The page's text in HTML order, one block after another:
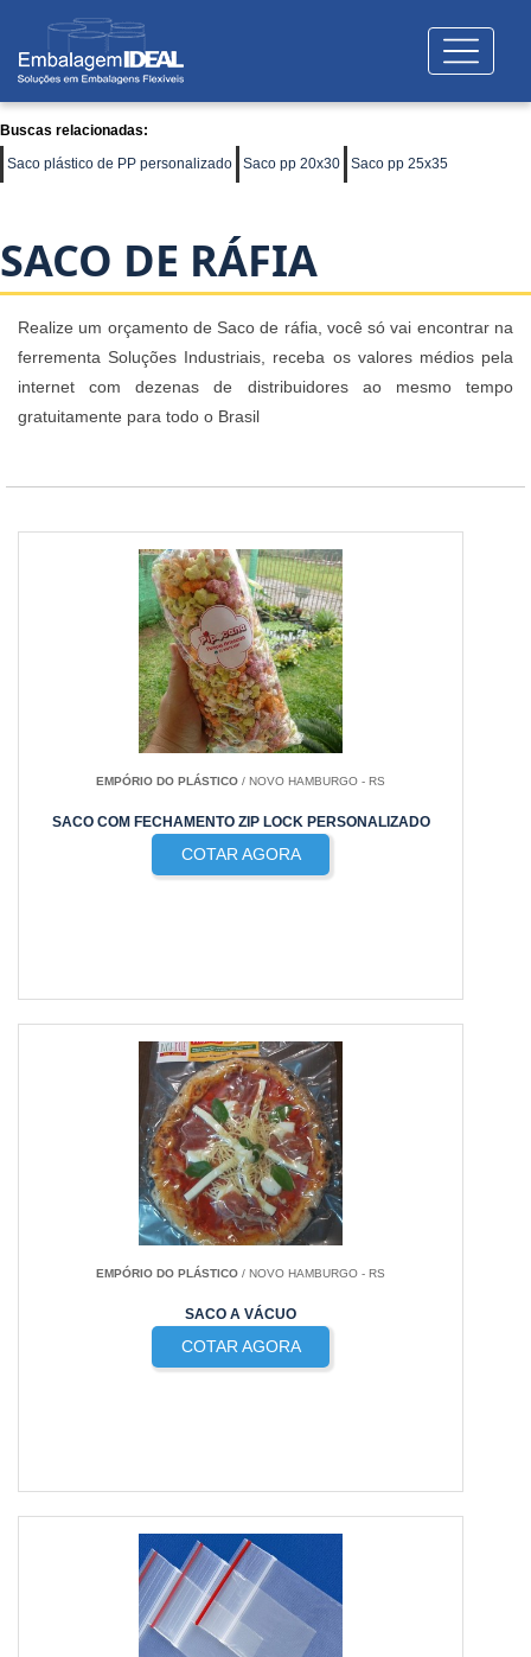
Buscas relacionadas:
Saco plástico de PP personalizado
Saco pp 20x30 Saco pp 25x35
SACO DE RÁFIA
Realize um orçamento de Saco de ráfia, você só vai encontrar na
ferrementa Soluções Industriais, receba os valores médios pela
internet com dezenas de distribuidores ao mesmo tempo
gratuitamente para todo o Brasil
EMPÓRIO DO PLÁSTICO / NOVO HAMBURGO - RS
SACO COM FECHAMENTO ZIP LOCK PERSONALIZADO
COTAR AGORA
EMPÓRIO DO PLÁSTICO / NOVO HAMBURGO - RS
SACO A VÁCUO
COTAR AGORA